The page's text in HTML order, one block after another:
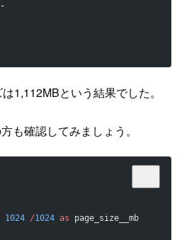
1,112MBという結果でした。
も確認してみましょう。
1024 /1024 as page_size__mb